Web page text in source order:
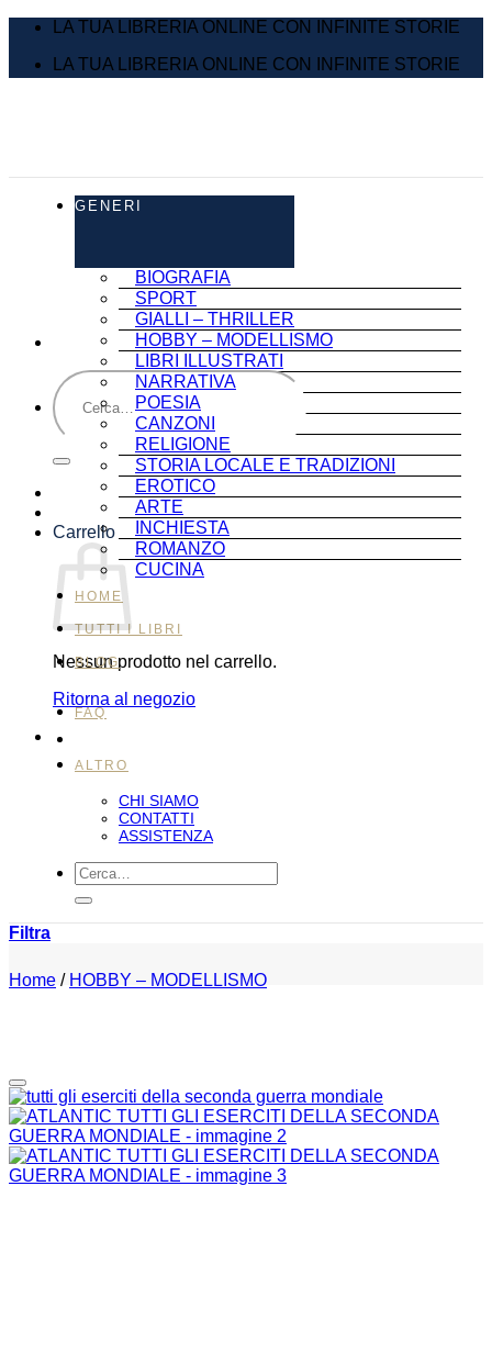
Salta
contenuti
LA TUA LIBRERIA ONLINE CON INFINITE STORIE
LA TUA LIBRERIA ONLINE CON INFINITE STORIE
Cerca:
Carrello
Nessun prodotto nel carrello.
Ritorna al negozio
GENERI
BIOGRAFIA
SPORT
GIALLI – THRILLER
HOBBY – MODELLISMO
LIBRI ILLUSTRATI
NARRATIVA
POESIA
CANZONI
RELIGIONE
STORIA LOCALE E TRADIZIONI
EROTICO
ARTE
INCHIESTA
ROMANZO
CUCINA
HOME
TUTTI I LIBRI
BLOG
FAQ
ALTRO
CHI SIAMO
CONTATTI
ASSISTENZA
Cerca:
Filtra
Home / HOBBY – MODELLISMO